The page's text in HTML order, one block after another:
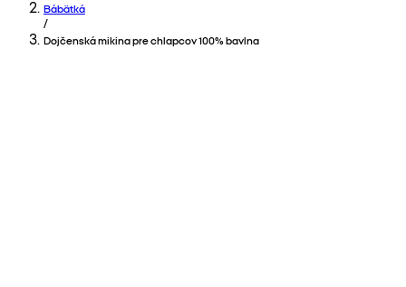
Bábätká
/
Dojčenská mikina pre chlapcov 100% bavlna